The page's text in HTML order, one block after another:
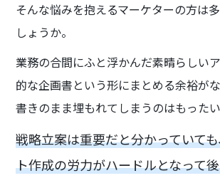
そんな悩みを抱えるマーケターの方は
しょうか。
業務の合間にふと浮かんだ素晴らしい
的な企画書という形にまとめる余裕が
書きのまま埋もれてしまうのはもった
戦略立案は重要だと分かっていて
ト作成の労力がハードルとなって